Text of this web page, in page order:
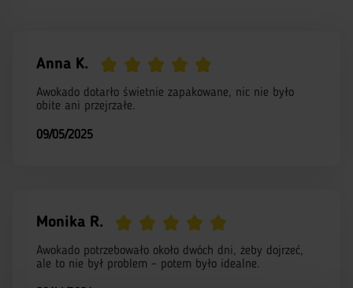
Anna K.
Awokado dotarło świetnie zapakowane, nic nie było
obite ani przejrzałe.
09/05/2025
Monika R.
Awokado potrzebowało około dwóch dni, żeby dojrzeć,
ale to nie był problem – potem było idealne.